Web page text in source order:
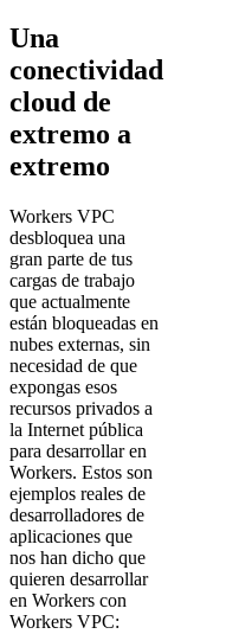
Una
conectividad
cloud de
extremo a
extremo
Workers VPC
desbloquea una
gran parte de tus
cargas de trabajo
que actualmente
están bloqueadas en
nubes externas, sin
necesidad de que
expongas esos
recursos privados a
la Internet pública
para desarrollar en
Workers. Estos son
ejemplos reales de
desarrolladores de
aplicaciones que
nos han dicho que
quieren desarrollar
en Workers con
Workers VPC: